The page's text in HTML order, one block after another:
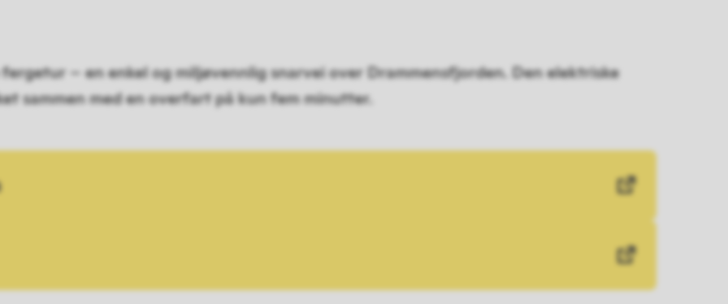
– en enkel og miljøvennlig snarvei over Drammensfjorden. Den elektriske
sammen med en overfart på kun fem minutter.